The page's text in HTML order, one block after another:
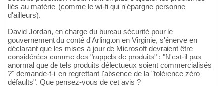
liés au matériel (comme le wi-fi qui n'épargne personne
d'ailleurs).
David Jordan, en charge du bureau sécurité pour le
gouvernement du conté d'Arlington en Virginie, s'énerve en
déclarant que les mises à jour de Microsoft devraient être
considérées comme des "rappels de produits" : "N'est-il pas
anormal que de tels produits défectueux soient commercialisés
?" demande-t-il en regrettant l'absence de la "tolérence zéro
défaults". Que pensez-vous de cet avis ?